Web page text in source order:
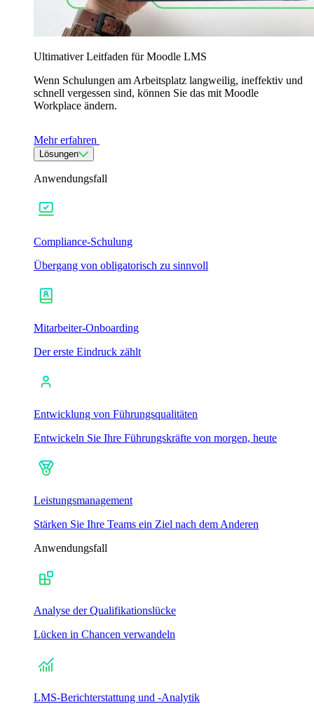
Ultimativer Leitfaden für Moodle LMS
Wenn Schulungen am Arbeitsplatz langweilig, ineffektiv und
schnell vergessen sind, können Sie das mit Moodle
Workplace ändern.
Mehr erfahren
Lösungen
Anwendungsfall
Compliance-Schulung
Übergang von obligatorisch zu sinnvoll
Mitarbeiter-Onboarding
Der erste Eindruck zählt
Entwicklung von Führungsqualitäten
Entwickeln Sie Ihre Führungskräfte von morgen, heute
Leistungsmanagement
Stärken Sie Ihre Teams ein Ziel nach dem Anderen
Anwendungsfall
Analyse der Qualifikationslücke
Lücken in Chancen verwandeln
LMS-Berichterstattung und -Analytik